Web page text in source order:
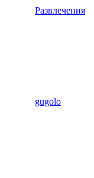
Развлечения
gugolo